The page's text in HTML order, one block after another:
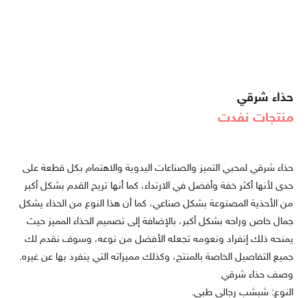
حذاء شرقي
منتجات نفدت
حذاء شرقي لمحبي التميز والصناعات اليدوية والاهتمام بكل قطعة على
حدى لأنها أكثر خفة وأفضل في الارتداء، كما أنها تريح القدم بشكل أكبر
من الأحذية المصنوعة بشكل صناعي، كما أن هذا النوع من الحذاء يشكل
جمال خاص وراحه بشكل أكبر، بالإضافة إلى تصميم الحذاء المميز حيث
يمنحه ذلك إنفراد ونعومه تجعله الأفضل من نوعه، وسوف نقدم لك
جميع التفاصيل الخاصة بالمنتج، وكذلك مميزاته التي ينفرد بها عن غيره.
وصف حذاء شرقي
النوع: شبشب رجالي طبي.